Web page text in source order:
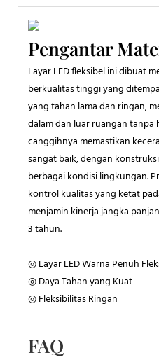
Pengantar
Layar LED fleksibel ini dibuat
berkualitas tinggi yang
yang tahan lama dan ringan,
dalam dan luar ruangan tanpa
canggihnya memastikan
sangat baik, dengan
berbagai kondisi lingkungan.
kontrol kualitas yang ketat
menjamin kinerja jangka
3 tahun.
◎ Layar LED Warna Penuh
◎ Daya Tahan yang Kuat
◎ Fleksibilitas Ringan
FAQ